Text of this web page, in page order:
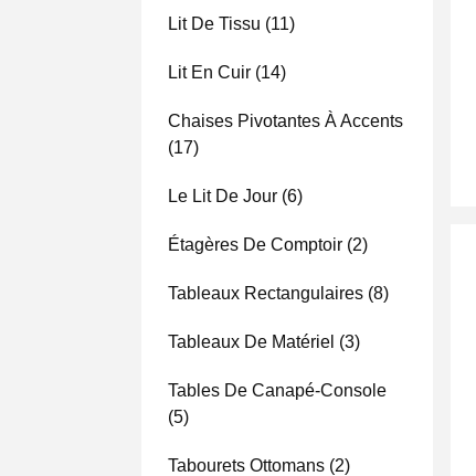
Lit De Tissu (11)
Lit En Cuir (14)
Chaises Pivotantes À Accents
(17)
Le Lit De Jour (6)
Étagères De Comptoir (2)
Tableaux Rectangulaires (8)
Tableaux De Matériel (3)
Tables De Canapé-Console
(5)
Tabourets Ottomans (2)